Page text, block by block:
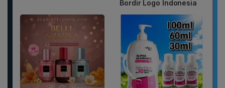
Bordir Logo Indonesia